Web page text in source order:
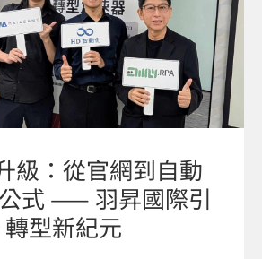
級：從官網到自動
式 —— 羽昇國際引
轉型新紀元